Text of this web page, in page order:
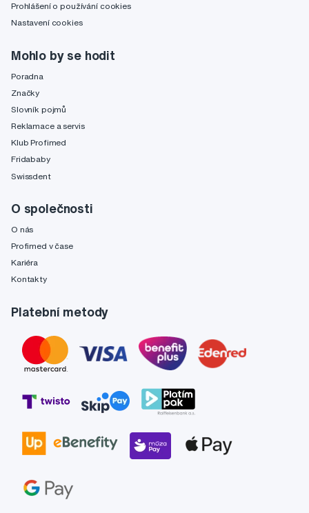
Prohlášení o používání cookies
Nastavení cookies
Mohlo by se hodit
Poradna
Značky
Slovník pojmů
Reklamace a servis
Klub Profimed
Fridababy
Swissdent
O společnosti
O nás
Profimed v čase
Kariéra
Kontakty
Platební metody